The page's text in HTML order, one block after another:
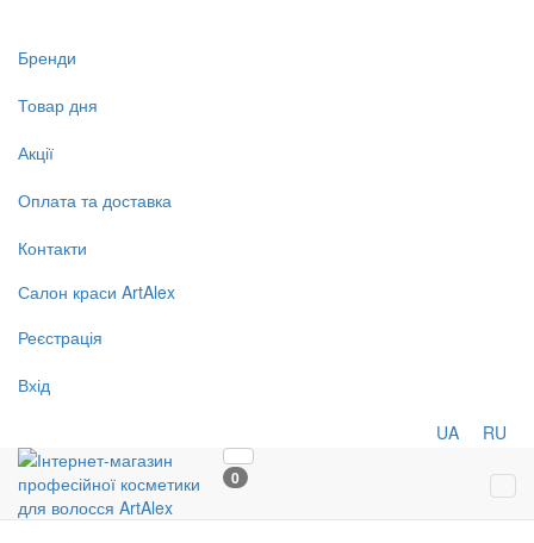
Бренди
Товар дня
Акції
Оплата та доставка
Контакти
Салон краси ArtAlex
Реєстрація
Вхід
UA RU
0